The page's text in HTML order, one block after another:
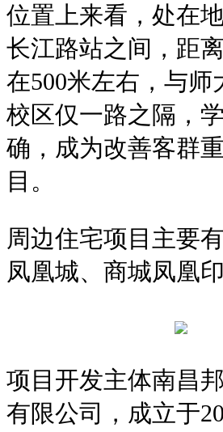
位置上来看，处在
长江路站之间，距
在500米左右，与师
校区仅一路之隔，
确，成为改善客群
目。
周边住宅项目主要
凤凰城、商城凤凰印
项目开发主体南昌
有限公司，成立于